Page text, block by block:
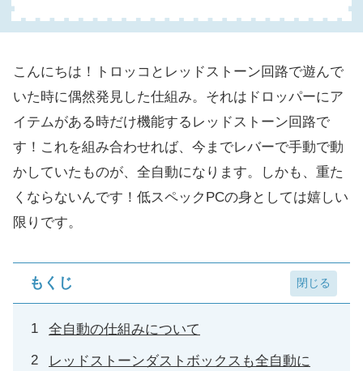
こんにちは！トロッコとレッドストーン回路で遊んで
いた時に偶然発見した仕組み。それはドロッパーにア
イテムがある時だけ機能するレッドストーン回路で
す！これを組み合わせれば、今までレバーで手動で動
かしていたものが、全自動になります。しかも、重た
くならないんです！低スペックPCの身としては嬉しい
限りです。
もくじ
全自動の仕組みについて
レッドストーンダストボックスも全自動に